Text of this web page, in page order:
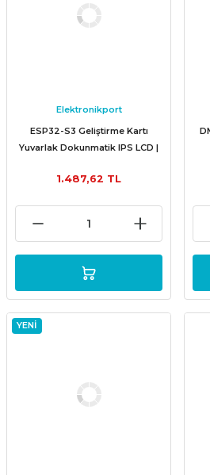
Elektronikport
ESP32-S3 Geliştirme Kartı
Yuvarlak Dokunmatik IPS LCD |
1.487,62 TL
YENİ